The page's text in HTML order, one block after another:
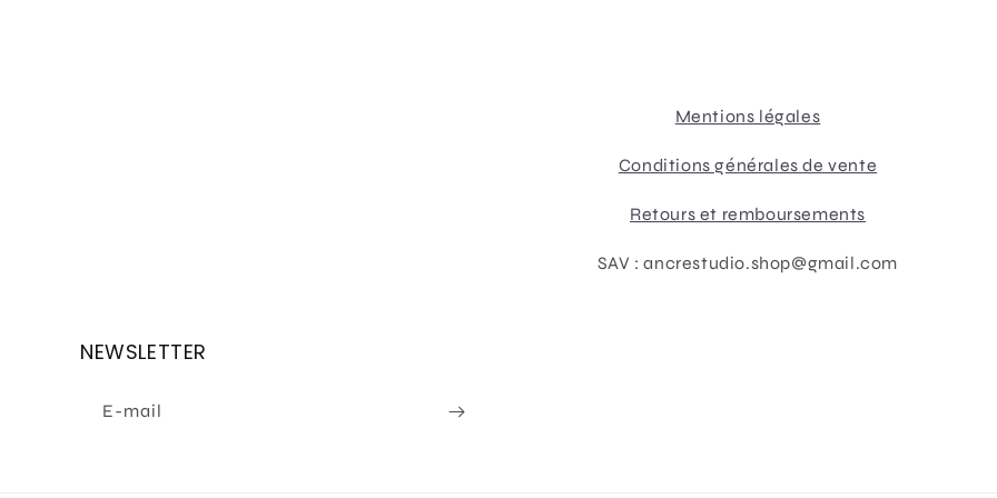
Mentions légales
Conditions générales de vente
Retours et remboursements
SAV : ancrestudio.shop@gmail.com
NEWSLETTER
E-mail